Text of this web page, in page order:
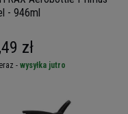
- 946ml
zł
- wysyłka jutro